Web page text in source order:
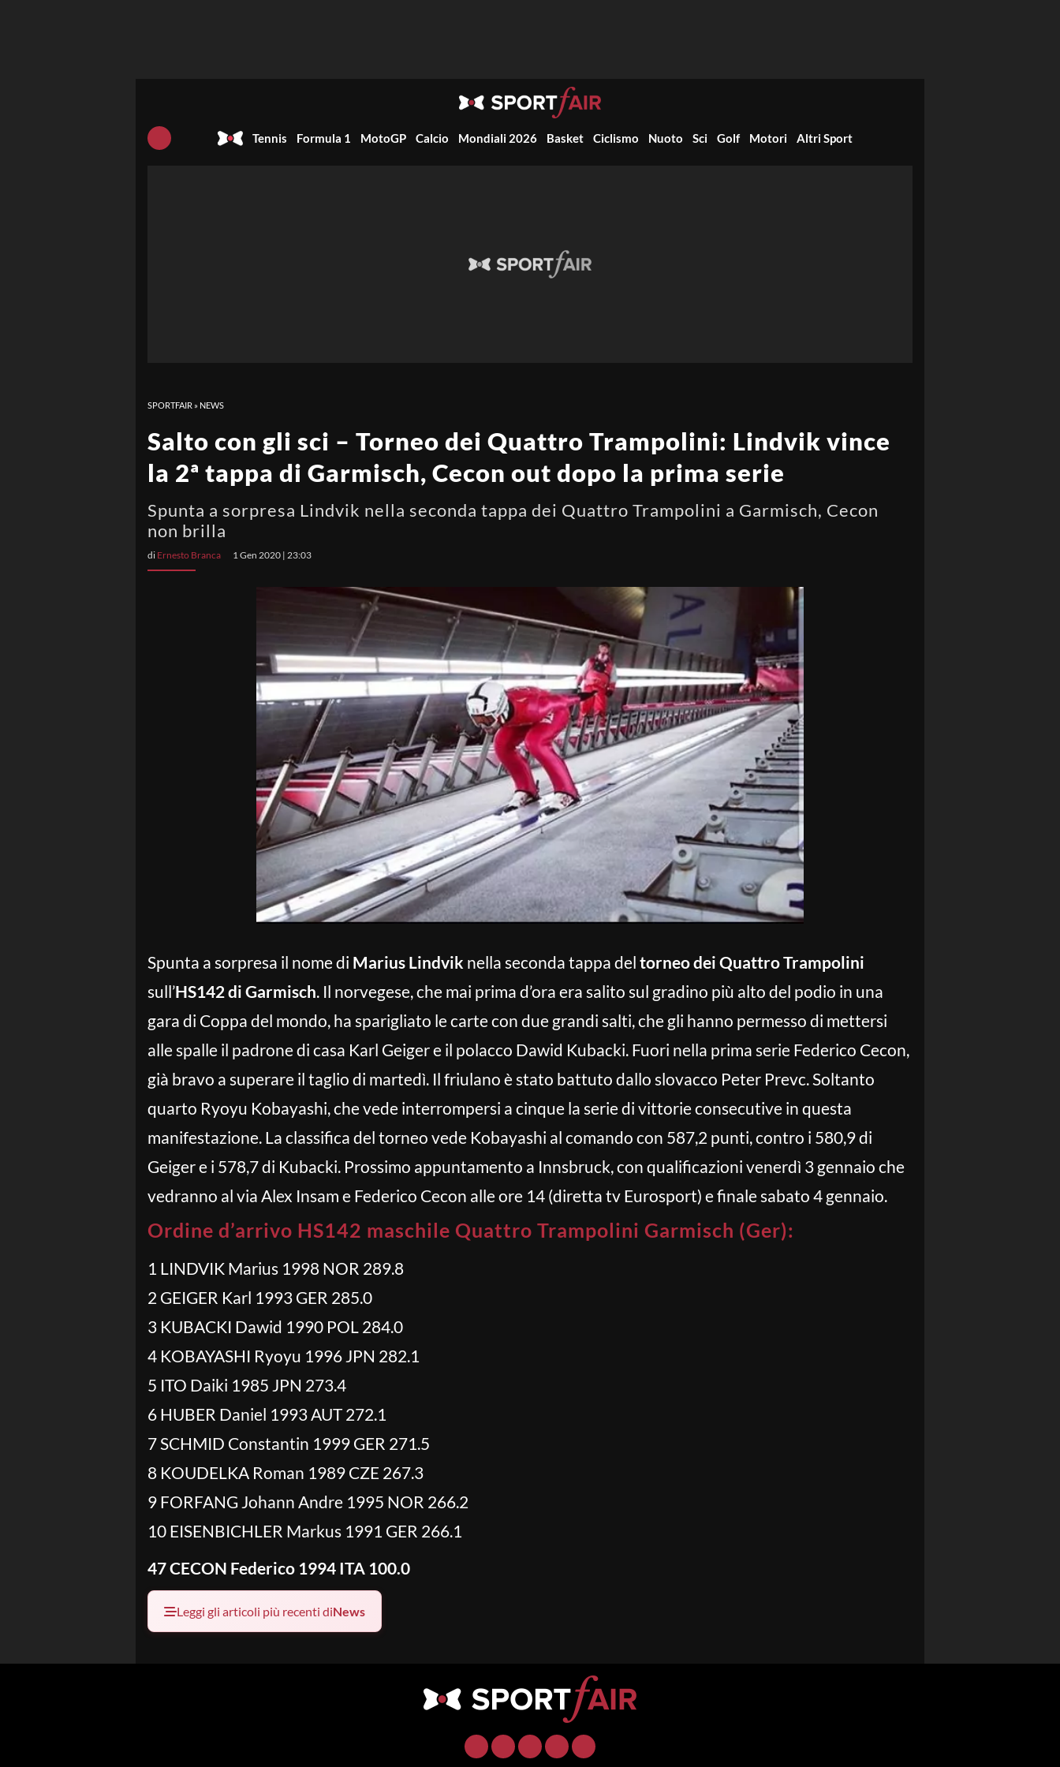
Tennis Formula 1 MotoGP Calcio Mondiali 2026 Basket Ciclismo Nuoto Sci Golf Motori Altri Sport
SPORTFAIR » NEWS
Salto con gli sci – Torneo dei Quattro Trampolini: Lindvik vince
la 2ª tappa di Garmisch, Cecon out dopo la prima serie
Spunta a sorpresa Lindvik nella seconda tappa dei Quattro Trampolini a Garmisch, Cecon
non brilla
di Ernesto Branca 1 Gen 2020 | 23:03
Spunta a sorpresa il nome di Marius Lindvik nella seconda tappa del torneo dei Quattro Trampolini
sull’HS142 di Garmisch. Il norvegese, che mai prima d’ora era salito sul gradino più alto del podio in una
gara di Coppa del mondo, ha sparigliato le carte con due grandi salti, che gli hanno permesso di mettersi
alle spalle il padrone di casa Karl Geiger e il polacco Dawid Kubacki. Fuori nella prima serie Federico Cecon,
già bravo a superare il taglio di martedì. Il friulano è stato battuto dallo slovacco Peter Prevc. Soltanto
quarto Ryoyu Kobayashi, che vede interrompersi a cinque la serie di vittorie consecutive in questa
manifestazione. La classifica del torneo vede Kobayashi al comando con 587,2 punti, contro i 580,9 di
Geiger e i 578,7 di Kubacki. Prossimo appuntamento a Innsbruck, con qualificazioni venerdì 3 gennaio che
vedranno al via Alex Insam e Federico Cecon alle ore 14 (diretta tv Eurosport) e finale sabato 4 gennaio.
Ordine d’arrivo HS142 maschile Quattro Trampolini Garmisch (Ger):
1 LINDVIK Marius 1998 NOR 289.8
2 GEIGER Karl 1993 GER 285.0
3 KUBACKI Dawid 1990 POL 284.0
4 KOBAYASHI Ryoyu 1996 JPN 282.1
5 ITO Daiki 1985 JPN 273.4
6 HUBER Daniel 1993 AUT 272.1
7 SCHMID Constantin 1999 GER 271.5
8 KOUDELKA Roman 1989 CZE 267.3
9 FORFANG Johann Andre 1995 NOR 266.2
10 EISENBICHLER Markus 1991 GER 266.1
47 CECON Federico 1994 ITA 100.0
Leggi gli articoli più recenti diNews